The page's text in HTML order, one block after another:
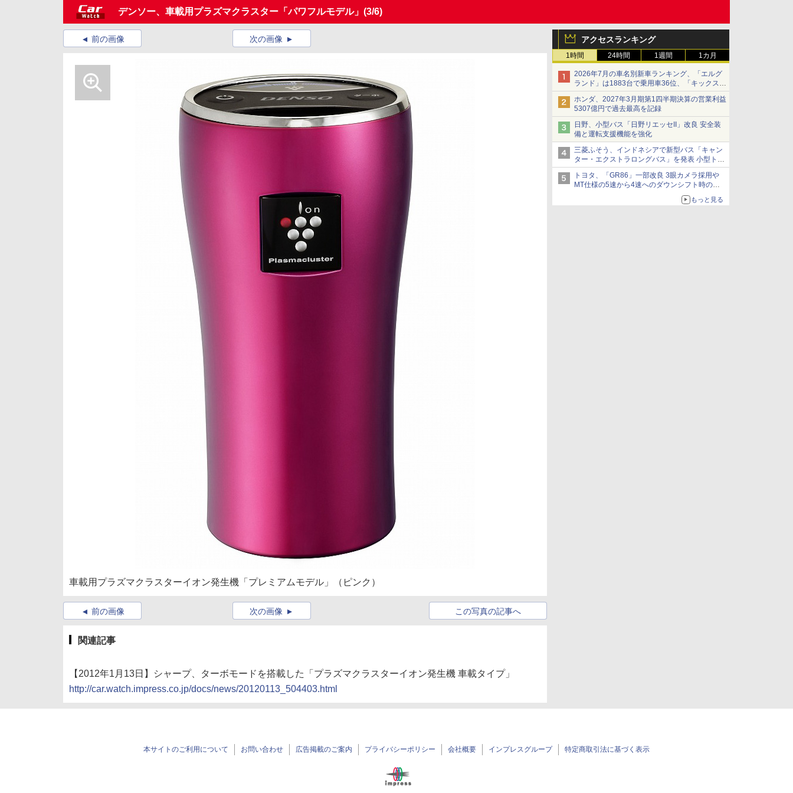
デンソー、車載用プラズマクラスター「パワフルモデル」 (3/6)
アクセスランキング
1時間 24時間 1週間 1カ月
2026年7月の車名別新車ランキング、「エルグ
ランド」は1883台で乗用車36位、「キックス」
は2591台で27位に
ホンダ、2027年3月期第1四半期決算の営業利益
5307億円で過去最高を記録
日野、小型バス「日野リエッセII」改良 安全装
備と運転支援機能を強化
三菱ふそう、インドネシアで新型バス「キャン
ター・エクストラロングバス」を発表 小型トラ
ックベースの観光・旅客輸送向けバス
トヨタ、「GR86」一部改良 3眼カメラ採用や
MT仕様の5速から4速へのダウンシフト時の操
もっと見る
前の画像 次の画像
車載用プラズマクラスターイオン発生機「プレミアムモデル」（ピンク）
前の画像 この写真の記事へ
次の画像
関連記事
【2012年1月13日】シャープ、ターボモードを搭載した「プラズマクラスターイオン発生機 車載タイプ」
http://car.watch.impress.co.jp/docs/news/20120113_504403.html
本サイトのご利用について お問い合わせ 広告掲載のご案内 プライバシーポリシー 会社概要 インプレスグループ 特定商取引法に基づく表示